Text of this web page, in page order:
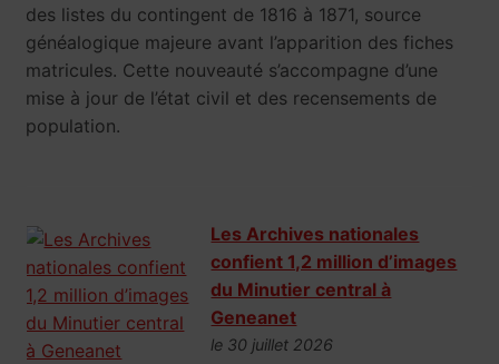
des listes du contingent de 1816 à 1871, source
généalogique majeure avant l’apparition des fiches
matricules. Cette nouveauté s’accompagne d’une
mise à jour de l’état civil et des recensements de
population.
Les Archives nationales
confient 1,2 million d’images
du Minutier central à
Geneanet
le 30 juillet 2026